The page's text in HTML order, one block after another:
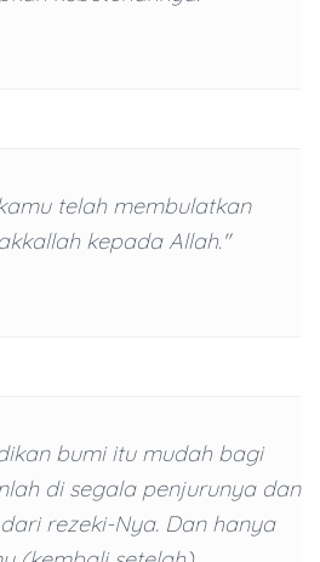
telah membulatkan
kepada Allah."
bumi itu mudah bagi
di segala penjurunya dan
rezeki-Nya. Dan hanya